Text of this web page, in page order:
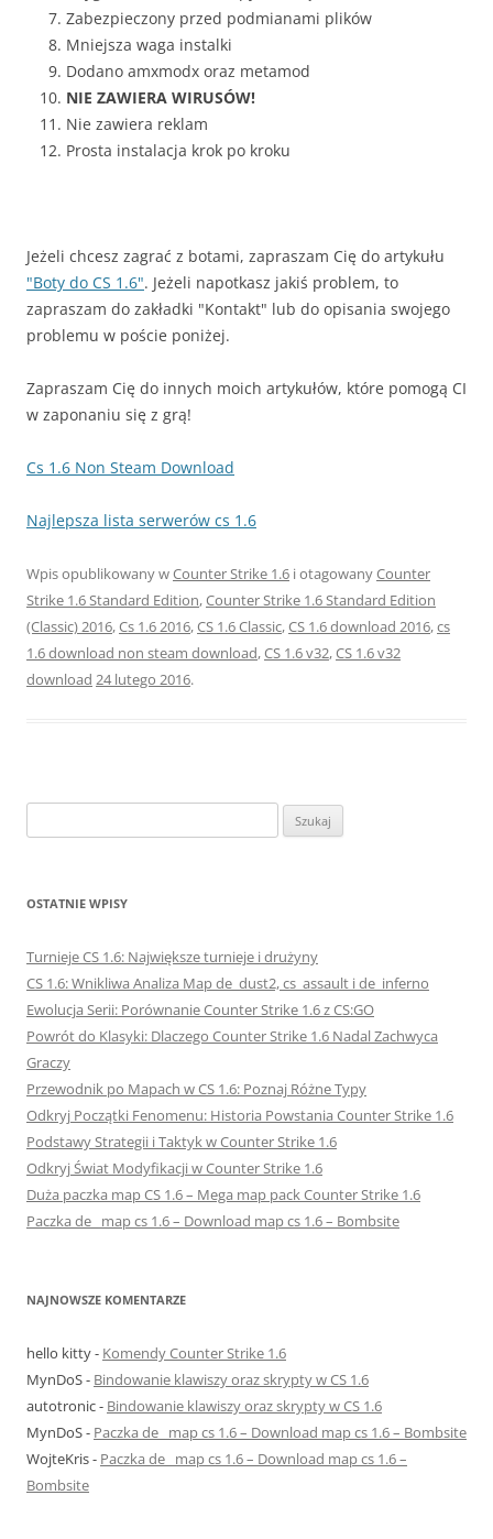
Zabezpieczony przed podmianami plików
Mniejsza waga instalki
Dodano amxmodx oraz metamod
NIE ZAWIERA WIRUSÓW!
Nie zawiera reklam
Prosta instalacja krok po kroku
Jeżeli chcesz zagrać z botami, zapraszam Cię do artykułu
"Boty do CS 1.6". Jeżeli napotkasz jakiś problem, to
zapraszam do zakładki "Kontakt" lub do opisania swojego
problemu w poście poniżej.
Zapraszam Cię do innych moich artykułów, które pomogą CI
w zaponaniu się z grą!
Cs 1.6 Non Steam Download
Najlepsza lista serwerów cs 1.6
Wpis opublikowany wCounter Strike 1.6 i otagowanyCounter
Strike 1.6 Standard Edition,Counter Strike 1.6 Standard Edition
(Classic) 2016,Cs 1.6 2016,CS 1.6 Classic,CS 1.6 download 2016,cs
1.6 download non steam download,CS 1.6 v32,CS 1.6 v32
download 24 lutego 2016.
OSTATNIE WPISY
Turnieje CS 1.6: Największe turnieje i drużyny
CS 1.6: Wnikliwa Analiza Map de_dust2, cs_assault i de_inferno
Ewolucja Serii: Porównanie Counter Strike 1.6 z CS:GO
Powrót do Klasyki: Dlaczego Counter Strike 1.6 Nadal Zachwyca
Graczy
Przewodnik po Mapach w CS 1.6: Poznaj Różne Typy
Odkryj Początki Fenomenu: Historia Powstania Counter Strike 1.6
Podstawy Strategii i Taktyk w Counter Strike 1.6
Odkryj Świat Modyfikacji w Counter Strike 1.6
Duża paczka map CS 1.6 – Mega map pack Counter Strike 1.6
Paczka de_ map cs 1.6 – Download map cs 1.6 – Bombsite
NAJNOWSZE KOMENTARZE
hello kitty- Komendy Counter Strike 1.6
MynDoS- Bindowanie klawiszy oraz skrypty w CS 1.6
autotronic- Bindowanie klawiszy oraz skrypty w CS 1.6
MynDoS- Paczka de_ map cs 1.6 – Download map cs 1.6 – Bombsite
WojteKris- Paczka de_ map cs 1.6 – Download map cs 1.6 –
Bombsite